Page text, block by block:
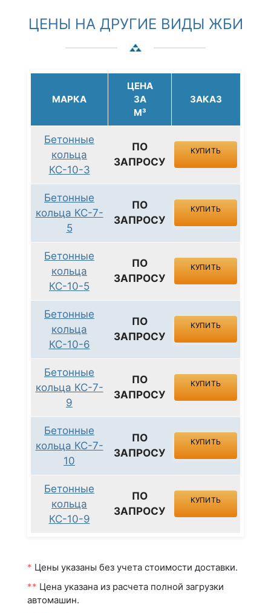
ЦЕНЫ НА ДРУГИЕ ВИДЫ ЖБИ
МАРКА
ЦЕНА
ЗА
М³
ЗАКАЗ
Бетонные
кольца
КС-10-3
ПО
ЗАПРОСУ
КУПИТЬ
Бетонные
кольца КС-7-
5
ПО
ЗАПРОСУ
КУПИТЬ
Бетонные
кольца
КС-10-5
ПО
ЗАПРОСУ
КУПИТЬ
Бетонные
кольца
КС-10-6
ПО
ЗАПРОСУ
КУПИТЬ
Бетонные
кольца КС-7-
9
ПО
ЗАПРОСУ
КУПИТЬ
Бетонные
кольца КС-7-
10
ПО
ЗАПРОСУ
КУПИТЬ
Бетонные
кольца
КС-10-9
ПО
ЗАПРОСУ
КУПИТЬ
* Цены указаны без учета стоимости доставки.
** Цена указана из расчета полной загрузки
автомашин.